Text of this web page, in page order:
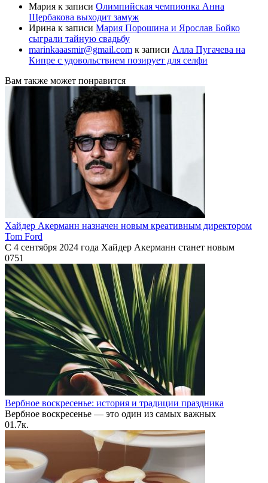
Мария к записи Олимпийская чемпионка Анна
Щербакова выходит замуж
Ирина к записи Мария Порошина и Ярослав Бойко
сыграли тайную свадьбу
marinkaaasmir@gmail.com к записи Алла Пугачева на
Кипре с удовольствием позирует для селфи
Вам также может понравится
Хайдер Акерманн назначен новым креативным директором
Tom Ford
С 4 сентября 2024 года Хайдер Акерманн станет новым
0751
Вербное воскресенье: история и традиции праздника
Вербное воскресенье — это один из самых важных
01.7к.